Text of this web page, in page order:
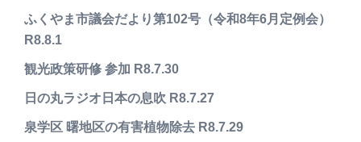
ふくやま市議会だより第102号（令和8年6月定例会）
R8.8.1
観光政策研修 参加 R8.7.30
日の丸ラジオ日本の息吹 R8.7.27
泉学区 曙地区の有害植物除去 R8.7.29